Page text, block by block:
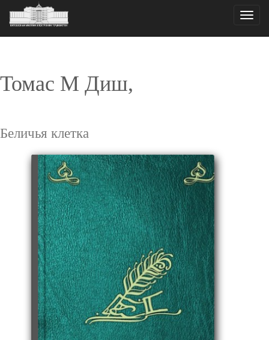
Toggle
Томас М Диш,
Беличья клетка